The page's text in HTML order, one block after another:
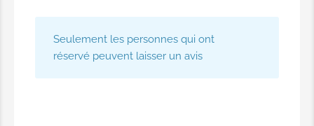
Seulement les personnes qui ont
réservé peuvent laisser un avis